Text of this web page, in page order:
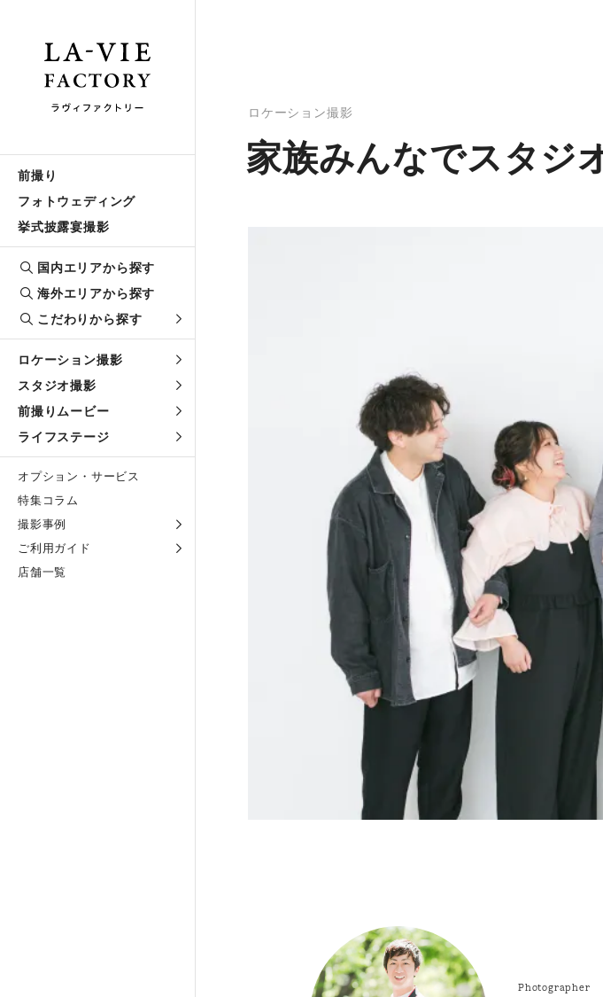
前撮り
フォトウェディング
挙式披露宴撮影
国内エリアから探す
海外エリアから探す
こだわりから探す
ロケーション撮影
スタジオ撮影
前撮りムービー
ライフステージ
オプション・サービス
特集コラム
撮影事例
ご利用ガイド
店舗一覧
ロケーション撮影
家族みんなでスタジ
Photographer